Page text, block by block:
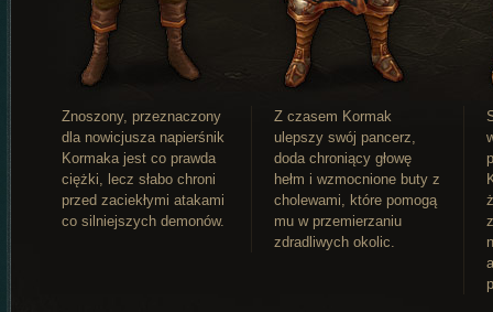
Znoszony, przeznaczony
dla nowicjusza napierśnik
Kormaka jest co prawda
ciężki, lecz słabo chroni
przed zaciekłymi atakami
co silniejszych demonów.
Z czasem Kormak
ulepszy swój pancerz,
doda chroniący głowę
hełm i wzmocnione buty z
cholewami, które pomogą
mu w przemierzaniu
zdradliwych okolic.